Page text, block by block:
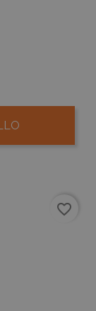
favorite_border